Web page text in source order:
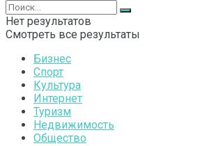
Нет результатов
Смотреть все результаты
Бизнес
Спорт
Культура
Интернет
Туризм
Недвижимость
Общество